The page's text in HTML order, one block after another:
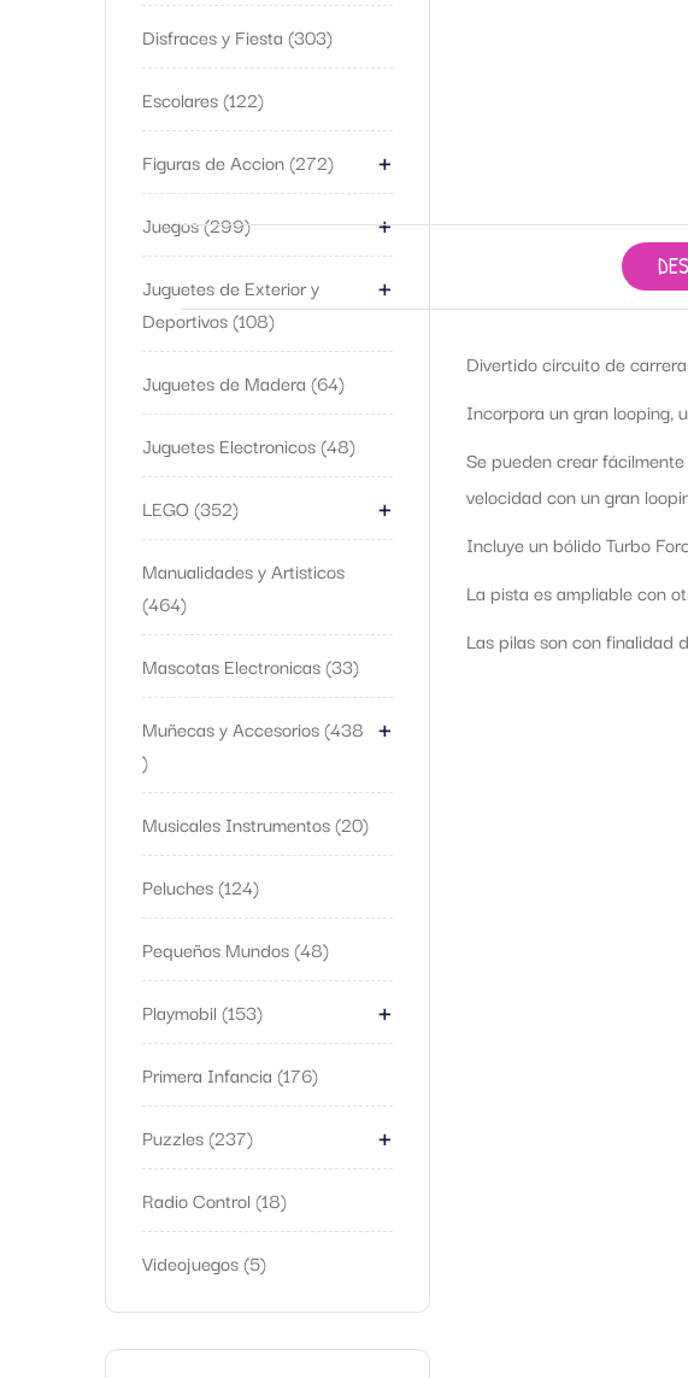
Disfraces y Fiesta 303
Escolares 122
Figuras de Accion 272 +
Juegos 299 +
Juguetes de Exterior y
Deportivos 108
+
Juguetes de Madera 64
Juguetes Electronicos 48
LEGO 352 +
Manualidades y Artisticos
464
Mascotas Electronicas 33
Muñecas y Accesorios 438 +
Musicales Instrumentos 20
Peluches 124
Pequeños Mundos 48
Playmobil 153 +
Primera Infancia 176
Puzzles 237 +
Radio Control 18
Videojuegos 5
Divertido circuito de
Incorpora un gran looping,
Se pueden crear
velocidad con un gran
Incluye un bólido Turbo
La pista es ampliable con
Las pilas son con finalidad